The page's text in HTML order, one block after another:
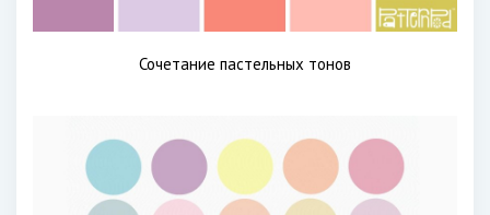
Сочетание пастельных тонов